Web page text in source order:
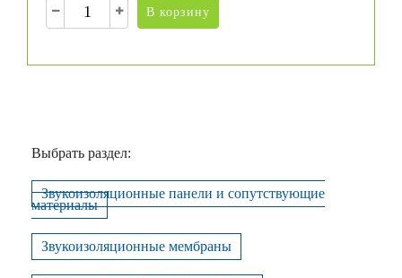
В корзину
Выбрать раздел:
Звукоизоляционные панели и сопутствующие
материалы
Звукоизоляционные мембраны